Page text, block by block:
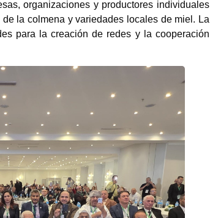
organizaciones y productores individuales
la colmena y variedades locales de miel. La
para la creación de redes y la cooperación